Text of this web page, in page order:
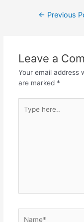
← Previous
Leave a
Your email address
are marked *
here..